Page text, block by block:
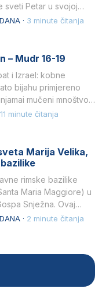
sveti Petar u svojoj
· 3 minute čitanja
– Mudr 16-19
i Izrael: kobne
bijahu primjereno
mučeni mnoštvom
11 minute čitanja
Marija Velika,
rimske bazilike
Maria Maggiore) u
Snježna. Ovaj
· 2 minute čitanja